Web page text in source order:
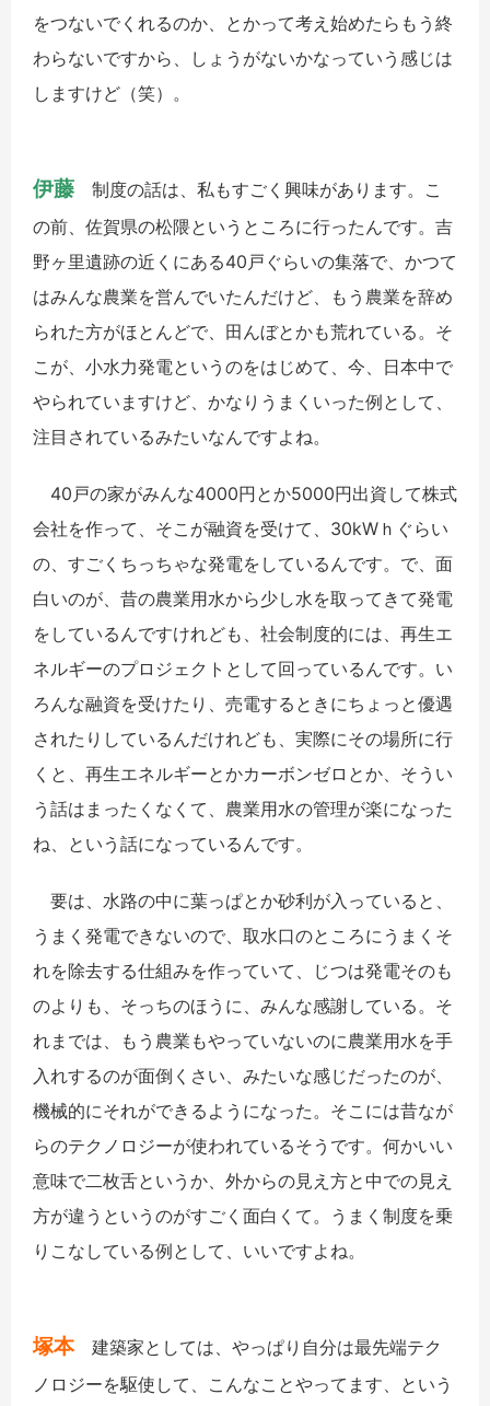
をつないでくれるのか、とかって考え始めたらもう終
わらないですから、しょうがないかなっていう感じは
しますけど（笑）。
伊藤 制度の話は、私もすごく興味があります。こ
の前、佐賀県の松隈というところに行ったんです。吉
野ヶ里遺跡の近くにある40戸ぐらいの集落で、かつて
はみんな農業を営んでいたんだけど、もう農業を辞め
られた方がほとんどで、田んぼとかも荒れている。そ
こが、小水力発電というのをはじめて、今、日本中で
やられていますけど、かなりうまくいった例として、
注目されているみたいなんですよね。
40戸の家がみんな4000円とか5000円出資して株式
会社を作って、そこが融資を受けて、30kWｈぐらい
の、すごくちっちゃな発電をしているんです。で、面
白いのが、昔の農業用水から少し水を取ってきて発電
をしているんですけれども、社会制度的には、再生エ
ネルギーのプロジェクトとして回っているんです。い
ろんな融資を受けたり、売電するときにちょっと優遇
されたりしているんだけれども、実際にその場所に行
くと、再生エネルギーとかカーボンゼロとか、そうい
う話はまったくなくて、農業用水の管理が楽になった
ね、という話になっているんです。
要は、水路の中に葉っぱとか砂利が入っていると、
うまく発電できないので、取水口のところにうまくそ
れを除去する仕組みを作っていて、じつは発電そのも
のよりも、そっちのほうに、みんな感謝している。そ
れまでは、もう農業もやっていないのに農業用水を手
入れするのが面倒くさい、みたいな感じだったのが、
機械的にそれができるようになった。そこには昔なが
らのテクノロジーが使われているそうです。何かいい
意味で二枚舌というか、外からの見え方と中での見え
方が違うというのがすごく面白くて。うまく制度を乗
りこなしている例として、いいですよね。
塚本建築家としては、やっぱり自分は最先端テク
ノロジーを駆使して、こんなことやってます、という